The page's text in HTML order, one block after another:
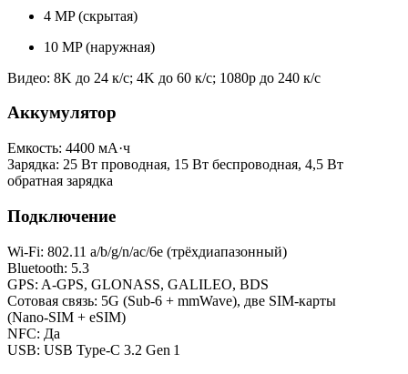
4 MP (скрытая)
10 MP (наружная)
Видео: 8K до 24 к/с; 4K до 60 к/с; 1080p до 240 к/с
Аккумулятор
Емкость: 4400 мА·ч
Зарядка: 25 Вт проводная, 15 Вт беспроводная, 4,5 Вт
обратная зарядка
Подключение
Wi‑Fi: 802.11 a/b/g/n/ac/6e (трёхдиапазонный)
Bluetooth: 5.3
GPS: A‑GPS, GLONASS, GALILEO, BDS
Сотовая связь: 5G (Sub‑6 + mmWave), две SIM‑карты
(Nano‑SIM + eSIM)
NFC: Да
USB: USB Type‑C 3.2 Gen 1